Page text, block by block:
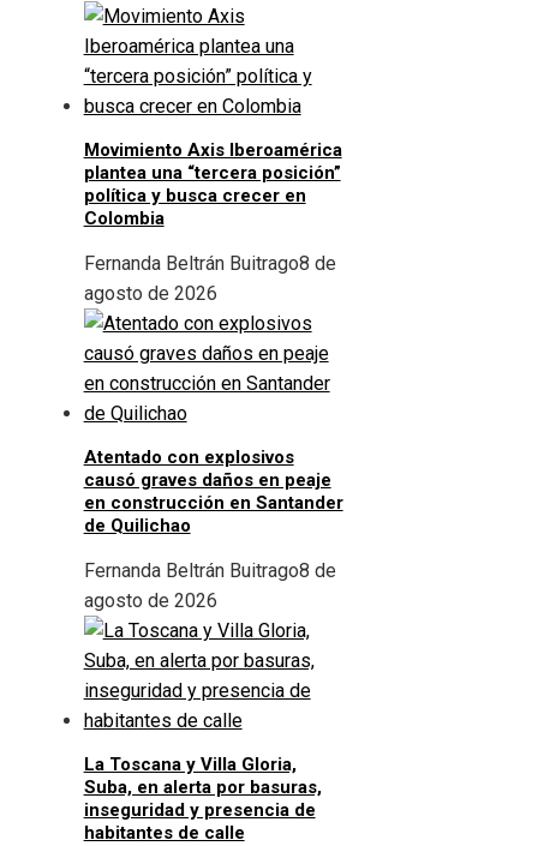
Movimiento Axis Iberoamérica
plantea una “tercera posición”
política y busca crecer en
Colombia
Fernanda Beltrán Buitrago8 de
agosto de 2026
Atentado con explosivos
causó graves daños en peaje
en construcción en Santander
de Quilichao
Fernanda Beltrán Buitrago8 de
agosto de 2026
La Toscana y Villa Gloria,
Suba, en alerta por basuras,
inseguridad y presencia de
habitantes de calle